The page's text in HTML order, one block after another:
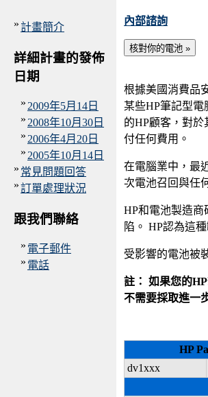
» 計畫簡介
詳細計畫的發佈
日期
» 2009年5月14日
» 2008年10月30日
» 2006年4月20日
» 2005年10月14日
» 常見問題回答
»訂單處理狀況
跟我們聯絡
» 電子郵件
» 電話
內部諮詢
根據美國消費品
某些HP筆記型
的HP顧客，對
付任何費用。
在電腦業中，最
次電池召回與任
HP和電池製造商
陷。 HP認為這
受影響的電池被
註： 如果您的
不需要採取進一
HP
dv1xxx